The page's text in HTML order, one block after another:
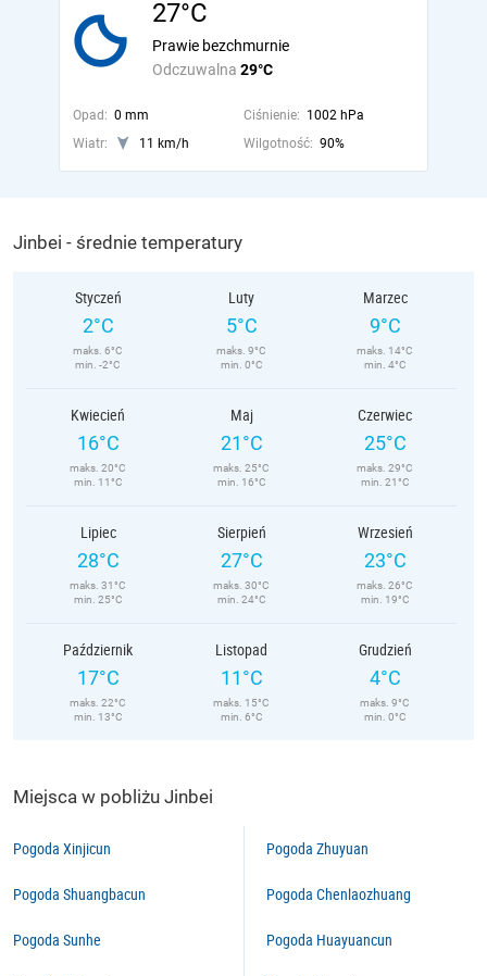
27°C
Odczuwalna 29°C
Prawie bezchmurnie
Opad: 0 mm Ciśnienie: 1002 hPa
Wiatr:
11 km/h Wilgotność: 90%
Jinbei - średnie temperatury
Styczeń
2°C
maks. 6°C
min. -2°C
Luty
5°C
maks. 9°C
min. 0°C
Marzec
9°C
maks. 14°C
min. 4°C
Kwiecień
16°C
maks. 20°C
min. 11°C
Maj
21°C
maks. 25°C
min. 16°C
Czerwiec
25°C
maks. 29°C
min. 21°C
Lipiec
28°C
maks. 31°C
min. 25°C
Sierpień
27°C
maks. 30°C
min. 24°C
Wrzesień
23°C
maks. 26°C
min. 19°C
Październik
17°C
maks. 22°C
min. 13°C
Listopad
11°C
maks. 15°C
min. 6°C
Grudzień
4°C
maks. 9°C
min. 0°C
Miejsca w pobliżu Jinbei
Pogoda Xinjicun
Pogoda Shuangbacun
Pogoda Sunhe
Pogoda Zhuyuan
Pogoda Chenlaozhuang
Pogoda Huayuancun